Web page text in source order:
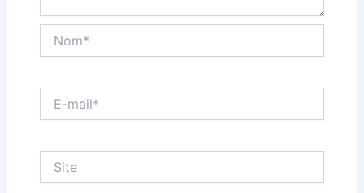
mail*